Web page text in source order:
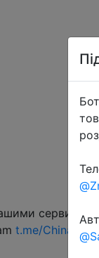
сервисами -
t.me/